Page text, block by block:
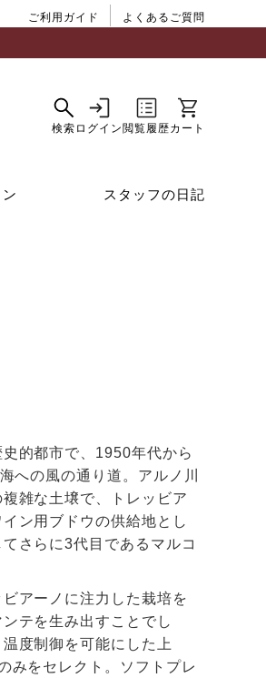
ご利用ガイド よくあるご質問
スタッフの日記
的都市で、1950年代から
への風の通り道。アルノ川
雑な土壌で、トレッビア
ン用ブドウの供給地とし
さらに3代目であるマルコ
アーノに注力した栽培を
テを生み出すことでし
度制御を可能にした上
みをセレクト。ソフトプレ